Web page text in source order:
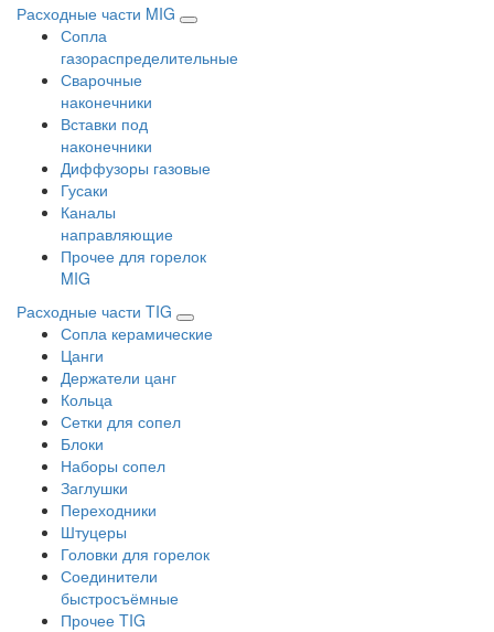
Расходные части MIG
Сопла
газораспределительные
Сварочные
наконечники
Вставки под
наконечники
Диффузоры газовые
Гусаки
Каналы
направляющие
Прочее для горелок
MIG
Расходные части TIG
Сопла керамические
Цанги
Держатели цанг
Кольца
Сетки для сопел
Блоки
Наборы сопел
Заглушки
Переходники
Штуцеры
Головки для горелок
Соединители
быстросъёмные
Прочее TIG